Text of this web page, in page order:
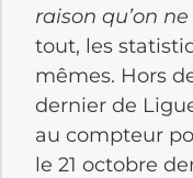
raison qu’on
tout, les
mêmes. Hors
dernier de
au compteur
le 21 octobre